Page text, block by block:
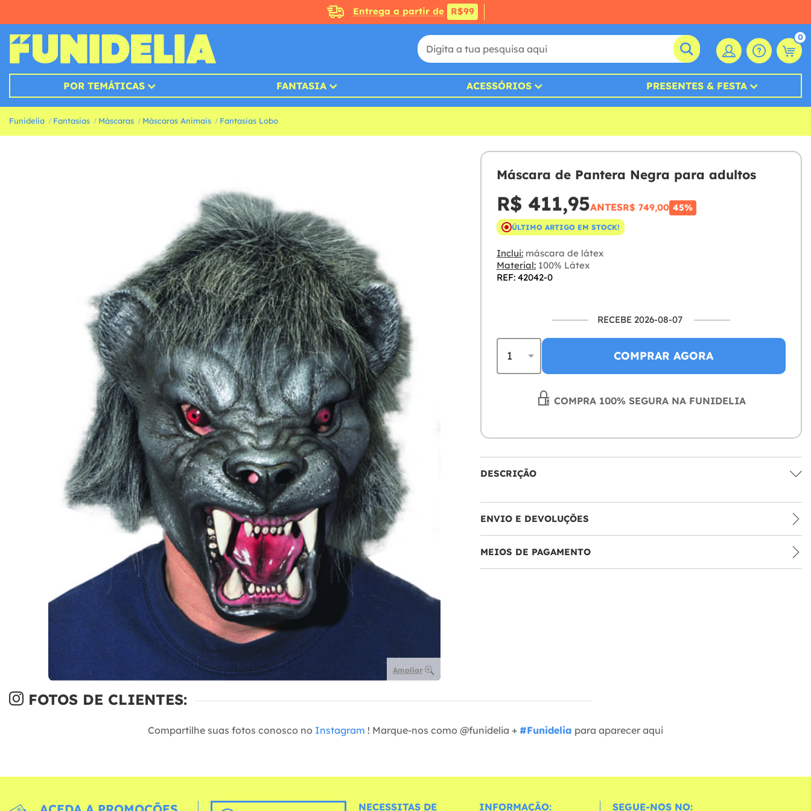
Entrega a partir de R$99
0
POR TEMÁTICAS FANTASIA ACESSÓRIOS PRESENTES & FESTA
Funidelia Fantasias Máscaras Máscaras Animais Fantasias Lobo
Ampliar
Máscara de Pantera Negra para adultos
R$ 411,95ANTESR$ 749,00 45%
ÚLTIMO ARTIGO EM STOCK!
Inclui:máscara de látex
Material:100% Látex
REF: 42042-0
RECEBE 2026-08-07
COMPRAR AGORA
COMPRA 100% SEGURA NA FUNIDELIA
DESCRIÇÃO
ENVIO E DEVOLUÇÕES
MEIOS DE PAGAMENTO
FOTOS DE CLIENTES:
Compartilhe suas fotos conosco no Instagram ! Marque-nos como @funidelia + #Funidelia para aparecer aqui
NECESSITAS DE INFORMAÇÃO: SEGUE-NOS NO: